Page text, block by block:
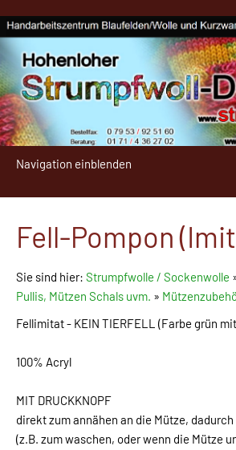
Navigation einblenden
Fell-Pompon
Sie sind hier: Strumpfwolle / Sockenwolle
Pullis, Mützen Schals uvm. »
Fellimitat - KEIN TIERFELL (Farbe grün
100% Acryl
MIT DRUCKKNOPF
direkt zum annähen an die Mütze,
(z.B. zum waschen, oder wenn die Mütze